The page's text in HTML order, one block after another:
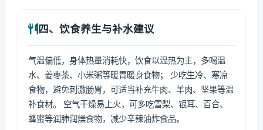
四、饮食养生与补水建议
气温偏低，身体热量消耗快，饮食以温热为主，多喝温
水、姜枣茶、小米粥等暖胃暖身食物； 少吃生冷、寒凉
食物，避免刺激肠胃，可适当补充牛肉、羊肉、坚果等温
补食材。 空气干燥易上火，可多吃雪梨、银耳、百合、
蜂蜜等润肺润燥食物，减少辛辣油炸食品。